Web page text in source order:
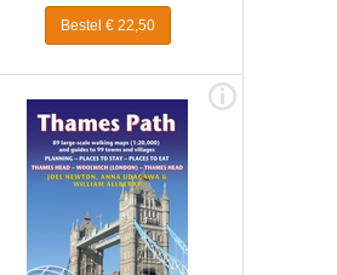
Bestel € 22,50